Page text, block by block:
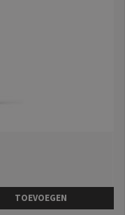
TOEVOEGEN